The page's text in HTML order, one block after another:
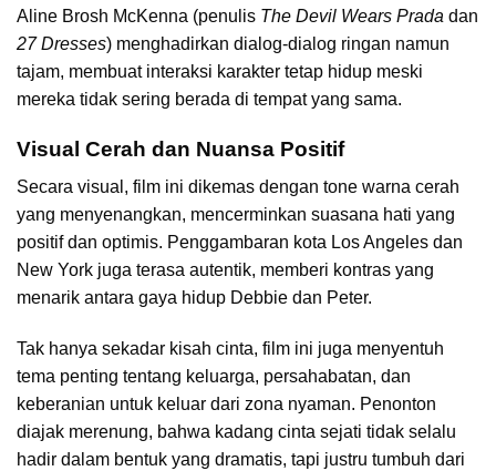
Aline Brosh McKenna (penulis The Devil Wears Prada dan
27 Dresses) menghadirkan dialog-dialog ringan namun
tajam, membuat interaksi karakter tetap hidup meski
mereka tidak sering berada di tempat yang sama.
Visual Cerah dan Nuansa Positif
Secara visual, film ini dikemas dengan tone warna cerah
yang menyenangkan, mencerminkan suasana hati yang
positif dan optimis. Penggambaran kota Los Angeles dan
New York juga terasa autentik, memberi kontras yang
menarik antara gaya hidup Debbie dan Peter.
Tak hanya sekadar kisah cinta, film ini juga menyentuh
tema penting tentang keluarga, persahabatan, dan
keberanian untuk keluar dari zona nyaman. Penonton
diajak merenung, bahwa kadang cinta sejati tidak selalu
hadir dalam bentuk yang dramatis, tapi justru tumbuh dari